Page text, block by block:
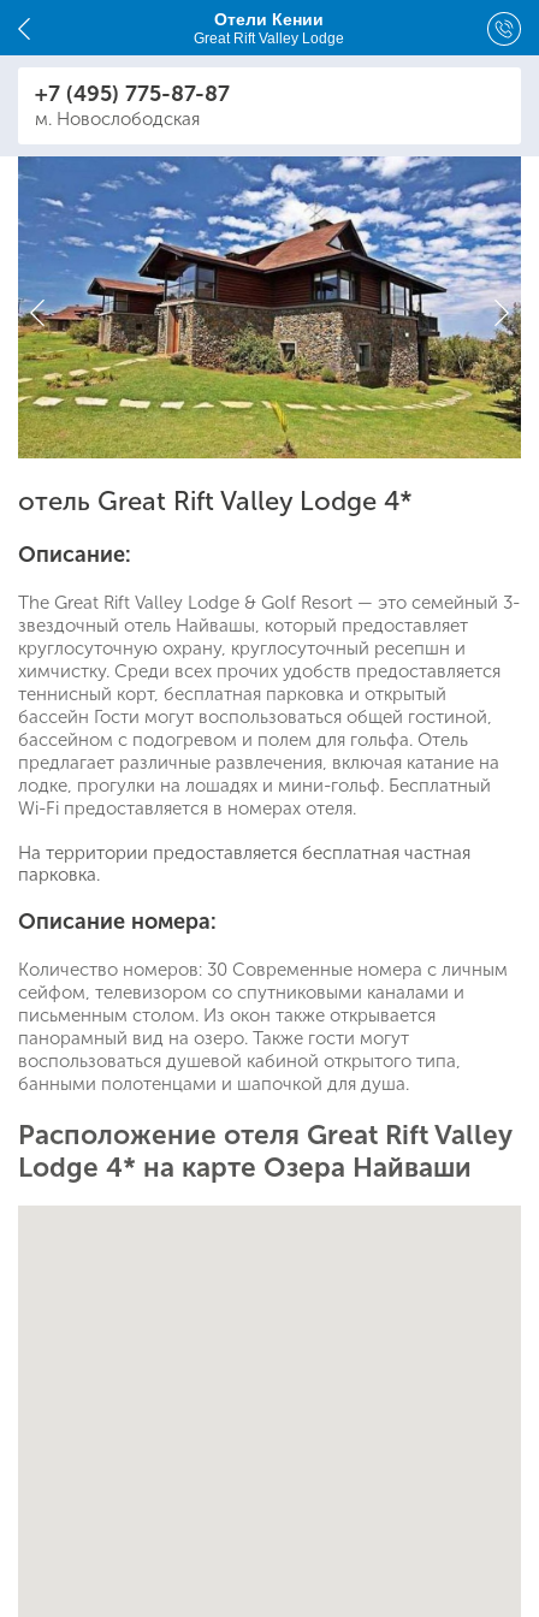
Отели Кении
Great Rift Valley Lodge
+7 (495) 775-87-87
м. Новослободская
отель Great Rift Valley Lodge 4*
Описание:
The Great Rift Valley Lodge & Golf Resort — это семейный 3-
звездочный отель Найвашы, который предоставляет
круглосуточную охрану, круглосуточный ресепшн и
химчистку. Среди всех прочих удобств предоставляется
теннисный корт, бесплатная парковка и открытый
бассейн Гости могут воспользоваться общей гостиной,
бассейном с подогревом и полем для гольфа. Отель
предлагает различные развлечения, включая катание на
лодке, прогулки на лошадях и мини-гольф. Бесплатный
Wi-Fi предоставляется в номерах отеля.
На территории предоставляется бесплатная частная
парковка.
Описание номера:
Количество номеров: 30 Современные номера с личным
сейфом, телевизором со спутниковыми каналами и
письменным столом. Из окон также открывается
панорамный вид на озеро. Также гости могут
воспользоваться душевой кабиной открытого типа,
банными полотенцами и шапочкой для душа.
Расположение отеля Great Rift Valley
Lodge 4* на карте Озера Найваши